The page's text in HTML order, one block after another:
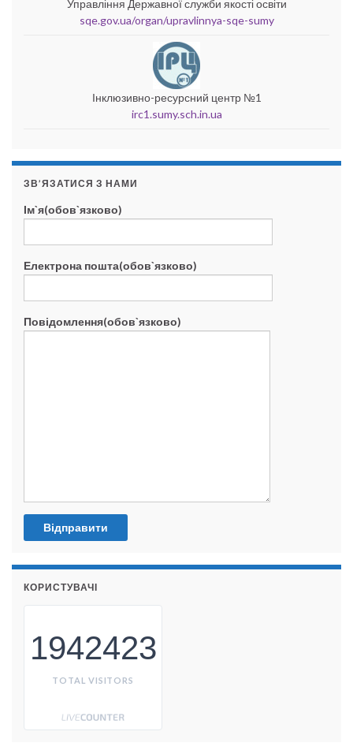
Управління Державної служби якості освіти
sqe.gov.ua/organ/upravlinnya-sqe-sumy
Інклюзивно-ресурсний центр №1
irc1.sumy.sch.in.ua
ЗВ’ЯЗАТИСЯ З НАМИ
Ім`я(обов`язково)
Електрона пошта(обов`язково)
Повідомлення(обов`язково)
КОРИСТУВАЧІ
1942423
TOTAL VISITORS